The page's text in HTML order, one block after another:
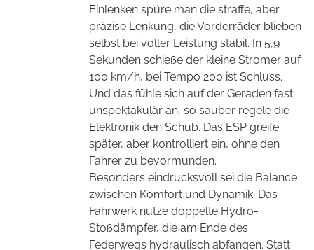
Einlenken spüre man die straffe, aber
präzise Lenkung, die Vorderräder blieben
selbst bei voller Leistung stabil. In 5,9
Sekunden schieße der kleine Stromer auf
100 km/h, bei Tempo 200 ist Schluss.
Und das fühle sich auf der Geraden fast
unspektakulär an, so sauber regele die
Elektronik den Schub. Das ESP greife
später, aber kontrolliert ein, ohne den
Fahrer zu bevormunden.
Besonders eindrucksvoll sei die Balance
zwischen Komfort und Dynamik. Das
Fahrwerk nutze doppelte Hydro-
Stoßdämpfer, die am Ende des
Federwegs hydraulisch abfangen. Statt